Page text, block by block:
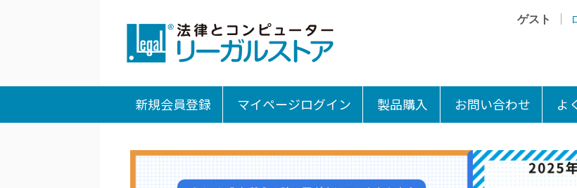
ゲスト
新規会員登録 マイページログイン 製品購入 お問い合わせ よ